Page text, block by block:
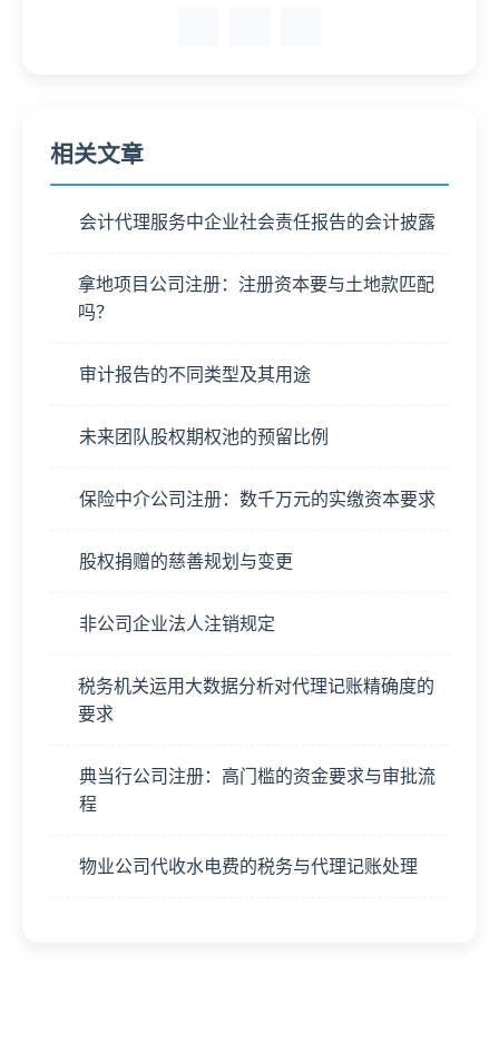
相关文章
会计代理服务中企业社会责任报告的会计披露
拿地项目公司注册：注册资本要与土地款匹配
吗？
审计报告的不同类型及其用途
未来团队股权期权池的预留比例
保险中介公司注册：数千万元的实缴资本要求
股权捐赠的慈善规划与变更
非公司企业法人注销规定
税务机关运用大数据分析对代理记账精确度的
要求
典当行公司注册：高门槛的资金要求与审批流
程
物业公司代收水电费的税务与代理记账处理